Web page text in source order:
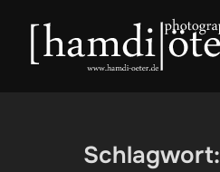
springen
Schlagwort: